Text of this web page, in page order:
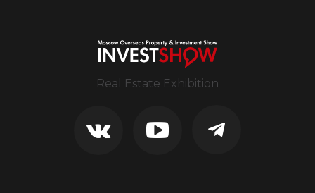
Real Estate Exhibition